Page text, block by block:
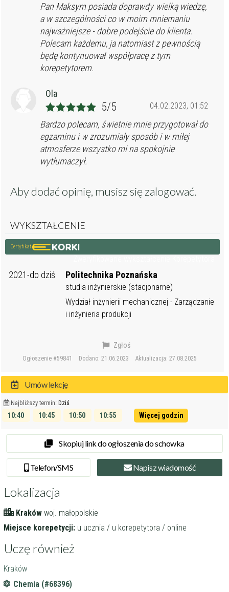
Pan Maksym posiada doprawdy wielką wiedzę,
a w szczególności co w moim mniemaniu
najważniejsze - dobre podejście do klienta.
Polecam każdemu, ja natomiast z pewnością
będę kontynuował współpracę z tym
korepetytorem.
Ola
04.02.2023, 01:52
5/5
Bardzo polecam, świetnie mnie przygotował do
egzaminu i w zrozumiały sposób i w miłej
atmosferze wszystko mi na spokojnie
wytłumaczył.
Aby dodać opinię, musisz sięzalogować.
WYKSZTAŁCENIE
Certyfikat
2021-do dziś Politechnika Poznańska
studia inżynierskie (stacjonarne)
Wydział inżynierii mechanicznej - Zarządzanie
i inżynieria produkcji
Ogłoszenie #59841 Dodano: 21.06.2023 Aktualizacja: 27.08.2025
Zgłoś
Umów lekcję
Najbliższy termin:Dziś
10:40 10:45 10:50
10:55
Więcej godzin
Skopiuj link do ogłoszenia do schowka
Telefon/SMS Napiszwiadomość
Lokalizacja
Kraków woj. małopolskie
Miejsce korepetycji: u ucznia / u korepetytora / online
Uczę również
Kraków
Chemia (#68396)